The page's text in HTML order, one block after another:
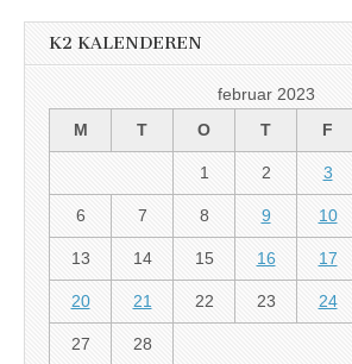
K2 KALENDEREN
februar 2023
M
T O T F
1 2 3
6 7 8 9 10
13 14 15 16 17
20 21 22 23 24
27
28